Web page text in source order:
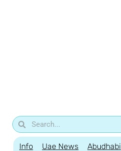
Info Uae News Abudhabi